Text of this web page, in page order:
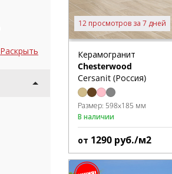
Раскрыть
12 просмотров за 7 дней
Керамогранит
Chesterwood
Cersanit (Россия)
Размер: 598x185 мм
В наличии
от 1290 руб./м2